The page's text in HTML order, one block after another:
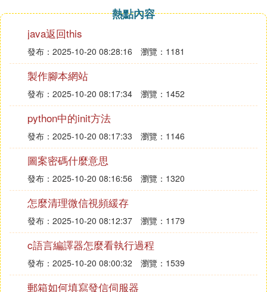
abstract=a-b
return
end
！兩數相乘
function
multiply(a，b)
implicit none
！DEC$ ATTRIBUTES
C，DLLEXPORT：：multiply
integer
a，b，multiply
multiply=a*b
return
end
！兩數相除
（需要添加考慮被除數是否為0以及能否整除的判
斷）
熱點內容
java返回this
發布：2025-10-20 08:28:16 瀏覽：1181
製作腳本網站
發布：2025-10-20 08:17:34 瀏覽：1452
python中的init方法
發布：2025-10-20 08:17:33 瀏覽：1146
圖案密碼什麼意思
發布：2025-10-20 08:16:56 瀏覽：1320
怎麼清理微信視頻緩存
發布：2025-10-20 08:12:37 瀏覽：1179
c語言編譯器怎麼看執行過程
發布：2025-10-20 08:00:32 瀏覽：1539
郵箱如何填寫發信伺服器